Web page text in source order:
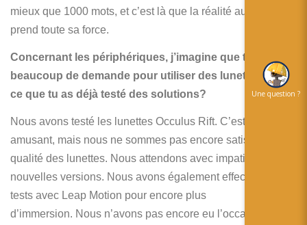
mieux que 1000 mots, et c’est là que la réalité augmentée
prend toute sa force.
Concernant les périphériques, j’imagine que tu as
beaucoup de demande pour utiliser des lunettes. Est
ce que tu as déjà testé des solutions?
Nous avons testé les lunettes Occulus Rift. C’est très
amusant, mais nous ne sommes pas encore satisfait de la
qualité des lunettes. Nous attendons avec impatience les
nouvelles versions. Nous avons également effectué ces
tests avec Leap Motion pour encore plus
d’immersion. Nous n’avons pas encore eu l’occasion de
Une question ?